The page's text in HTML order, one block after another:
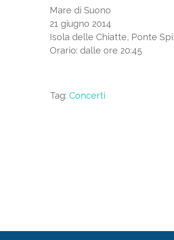
Mare di Suono
21 giugno 2014
Isola delle Chiatte, Ponte
Orario: dalle ore 20:45
Tag: Concerti